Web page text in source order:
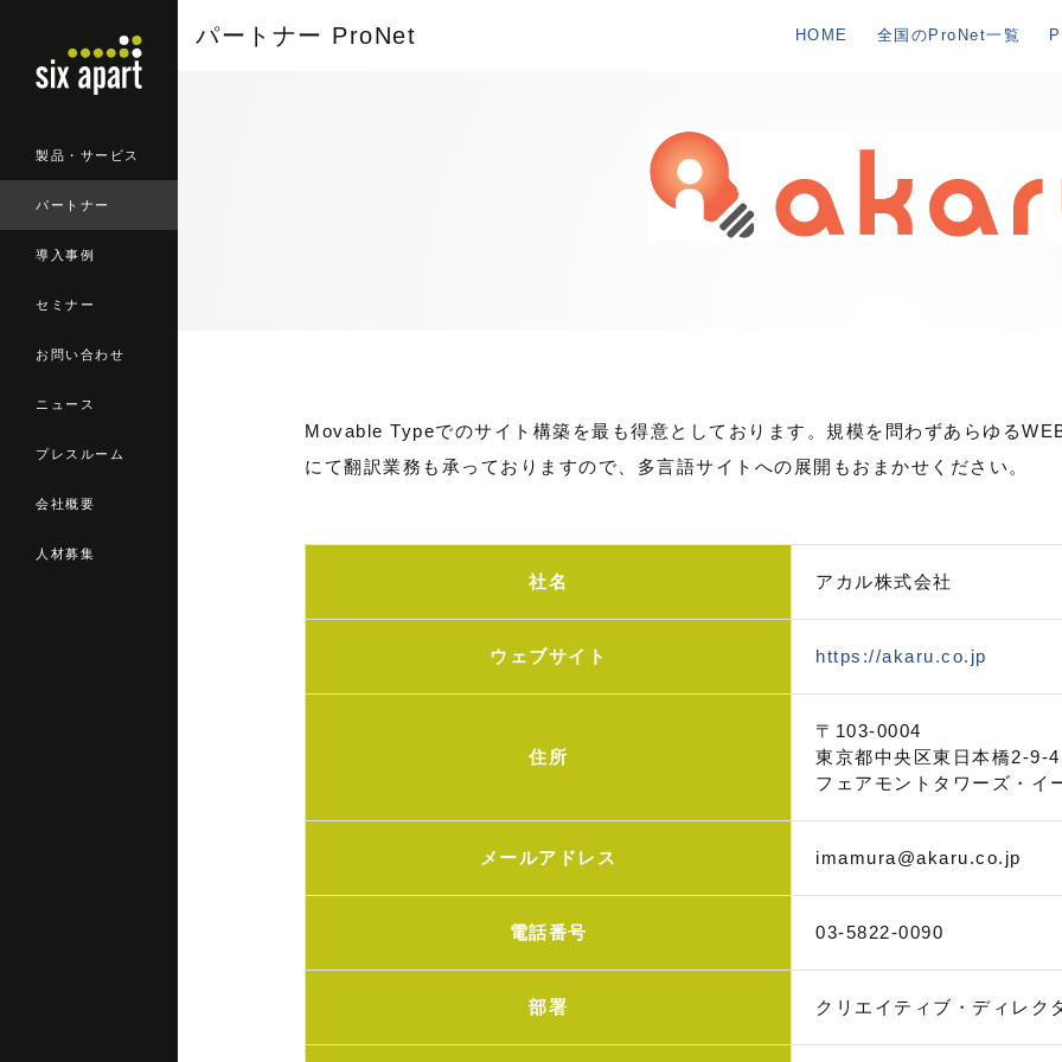
製品・サービス
パートナー
導入事例
セミナー
お問い合わせ
ニュース
プレスルーム
会社概要
人材募集
パートナー ProNet HOME 全国のProNet一覧
Movable Typeでのサイト構築を最も得意としております。規模を問わずあらゆる
にて翻訳業務も承っておりますので、多言語サイトへの展開もおまかせください。
社名 アカル株式会社
ウェブサイト https://akaru.co.jp
住所
〒103-0004
東京都中央区東日本橋2-9-4
フェアモントタワーズ・イ
メールアドレス imamura@akaru.co.jp
電話番号 03-5822-0090
部署 クリエイティブ・ディレク